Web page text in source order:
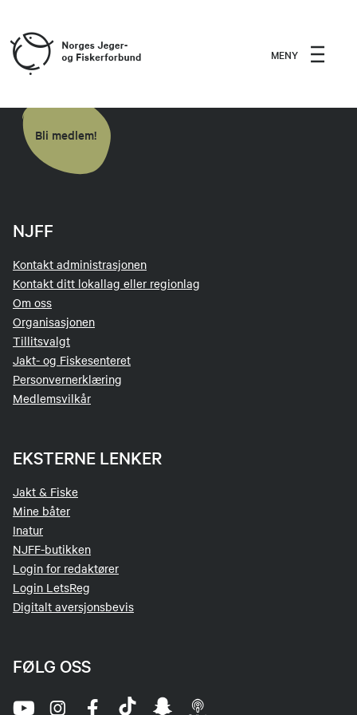
MENY
Bli medlem!
NJFF
Kontakt administrasjonen
Kontakt ditt lokallag eller regionlag
Om oss
Organisasjonen
Tillitsvalgt
Jakt- og Fiskesenteret
Personvernerklæring
Medlemsvilkår
EKSTERNE LENKER
Jakt & Fiske
Mine båter
Inatur
NJFF-butikken
Login for redaktører
Login LetsReg
Digitalt aversjonsbevis
FØLG OSS